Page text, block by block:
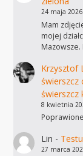
24 maja 2026
Mam
mojej
Krzysztof
świerszcz
świerszcz
8 kwietnia
Lin -
27 marca